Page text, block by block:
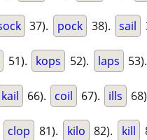
37). pock 38). sail
51). kops 52). laps 53).
kail 66). coil 67). ills
clop 81). kilo 82). kill